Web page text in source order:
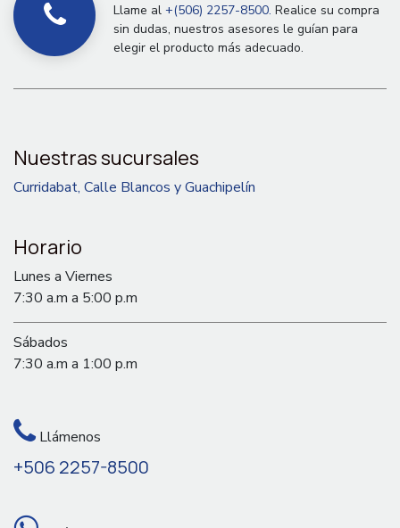
Llame al +(506) 2257-8500. Realice su compra
sin dudas, nuestros asesores le guían para
elegir el producto más adecuado.
Nuestras sucursales
Curridabat, Calle Blancos y Guachipelín
Horario
Lunes a Viernes
7:30 a.m a 5:00 p.m
Sábados
7:30 a.m a 1:00 p.m
Llámenos
+506 2257-8500